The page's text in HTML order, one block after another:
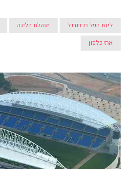
ליגת העל בכדורגל מנהלת הליגה
ארז כלפון